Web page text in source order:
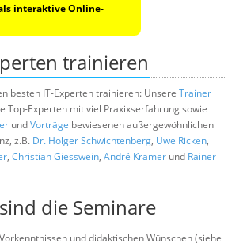
interaktive Online-
trainieren
besten IT-Experten trainieren: Unsere Trainer
Top-Experten mit viel Praxixserfahrung sowie
undVorträge bewiesenen außergewöhnlichen
z.B. Dr. Holger Schwichtenberg, Uwe Ricken,
, Christian Giesswein, André Krämer und Rainer
die Seminare
und didaktischen Wünschen (siehe